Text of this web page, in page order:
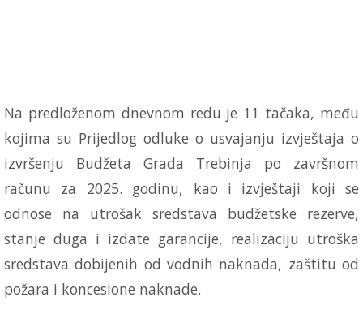
Na predloženom dnevnom redu je 11 tačaka, među
kojima su Prijedlog odluke o usvajanju izvještaja o
izvršenju Budžeta Grada Trebinja po završnom
računu za 2025. godinu, kao i izvještaji koji se
odnose na utrošak sredstava budžetske rezerve,
stanje duga i izdate garancije, realizaciju utroška
sredstava dobijenih od vodnih naknada, zaštitu od
požara i koncesione naknade.